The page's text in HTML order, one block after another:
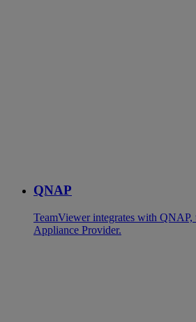
QNAP
TeamViewer integrates with
Appliance Provider.